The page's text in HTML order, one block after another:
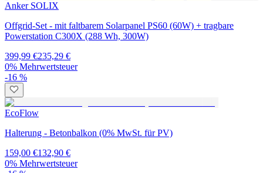
Anker SOLIX
Offgrid-Set - mit faltbarem Solarpanel PS60 (60W) + tragbare
Powerstation C300X (288 Wh, 300W)
399,99 €235,29 €
0% Mehrwertsteuer
-16 %
EcoFlow
Halterung - Betonbalkon (0% MwSt. für PV)
159,00 €132,90 €
0% Mehrwertsteuer